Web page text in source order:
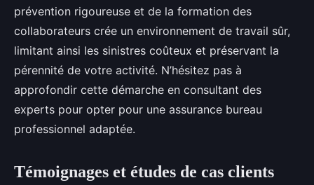
prévention rigoureuse et de la formation des
collaborateurs crée un environnement de travail sûr,
limitant ainsi les sinistres coûteux et préservant la
pérennité de votre activité. N’hésitez pas à
approfondir cette démarche en consultant des
experts pour opter pour une assurance bureau
professionnel adaptée.
Témoignages et études de cas clients